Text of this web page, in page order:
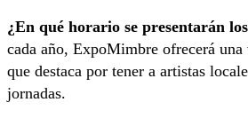
¿En qué horario se presentarán
cada año, ExpoMimbre ofrecerá
que destaca por tener a artistas
jornadas.